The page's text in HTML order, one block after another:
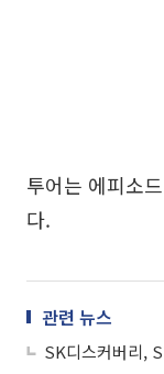
투어는 에피소
다.
관련 뉴스
SK디스커버리,